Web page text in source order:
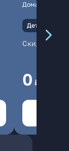
Домашний
Детали
Скидка
0 ₽/мес